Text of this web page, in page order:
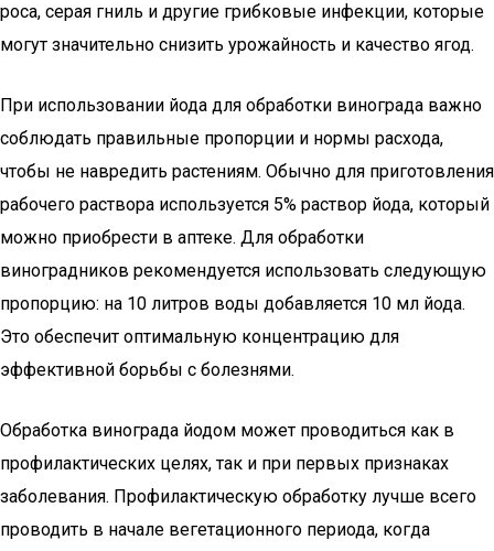
роса, серая гниль и другие грибковые инфекции, которые
могут значительно снизить урожайность и качество ягод.
При использовании йода для обработки винограда важно
соблюдать правильные пропорции и нормы расхода,
чтобы не навредить растениям. Обычно для приготовления
рабочего раствора используется 5% раствор йода, который
можно приобрести в аптеке. Для обработки
виноградников рекомендуется использовать следующую
пропорцию: на 10 литров воды добавляется 10 мл йода.
Это обеспечит оптимальную концентрацию для
эффективной борьбы с болезнями.
Обработка винограда йодом может проводиться как в
профилактических целях, так и при первых признаках
заболевания. Профилактическую обработку лучше всего
проводить в начале вегетационного периода, когда